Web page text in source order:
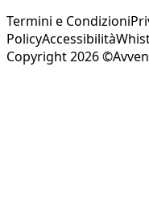
Termini e Condizioni
PolicyAccessibilità
Copyright 2026